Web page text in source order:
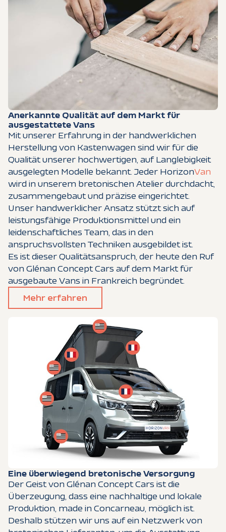
Anerkannte Qualität auf dem Markt für
ausgestattete Vans
Mit unserer Erfahrung in der handwerklichen
Herstellung von Kastenwagen sind wir für die
Qualität unserer hochwertigen, auf Langlebigkeit
ausgelegten Modelle bekannt. Jeder HorizonVan
wird in unserem bretonischen Atelier durchdacht,
zusammengebaut und präzise eingerichtet.
Unser handwerklicher Ansatz stützt sich auf
leistungsfähige Produktionsmittel und ein
leidenschaftliches Team, das in den
anspruchsvollsten Techniken ausgebildet ist.
Es ist dieser Qualitätsanspruch, der heute den Ruf
von Glénan Concept Cars auf dem Markt für
ausgebaute Vans in Frankreich begründet.
Mehr erfahren
Eine überwiegend bretonische Versorgung
Der Geist von Glénan Concept Cars ist die
Überzeugung, dass eine nachhaltige und lokale
Produktion, made in Concarneau, möglich ist.
Deshalb stützen wir uns auf ein Netzwerk von